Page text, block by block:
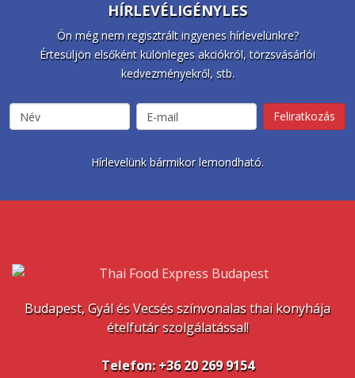
HÍRLEVÉLIGÉNYLES
Ön még nem regisztrált ingyenes hírlevelünkre?
Értesüljön elsőként különleges akciókról, törzsvásárlói
kedvezményekről, stb.
Hírlevelünk bármikor lemondható.
Budapest, Gyál és Vecsés színvonalas thai konyhája
ételfutár szolgálatással!
Telefon: +36 20 269 9154